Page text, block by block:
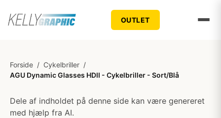
OUTLET
Forside / Cykelbriller /
AGU Dynamic Glasses HDII - Cykelbriller - Sort/Blå
Dele af indholdet på denne side kan være genereret
med hjælp fra AI.